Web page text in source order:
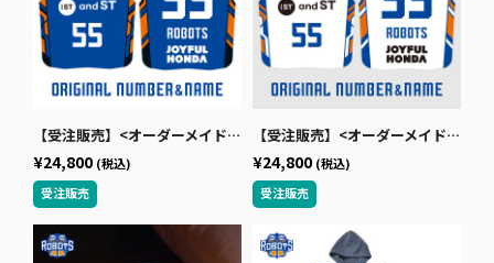
【受注販売】<オーダーメイド>2026-27シーズンオーセンティックユニフォーム（ホーム/ブルー）
¥24,800 (税込)
【受注販売】<オーダーメイド>2026-27シーズンオーセンティックユニフォーム（アウェー/ホワイト）
¥24,800 (税込)